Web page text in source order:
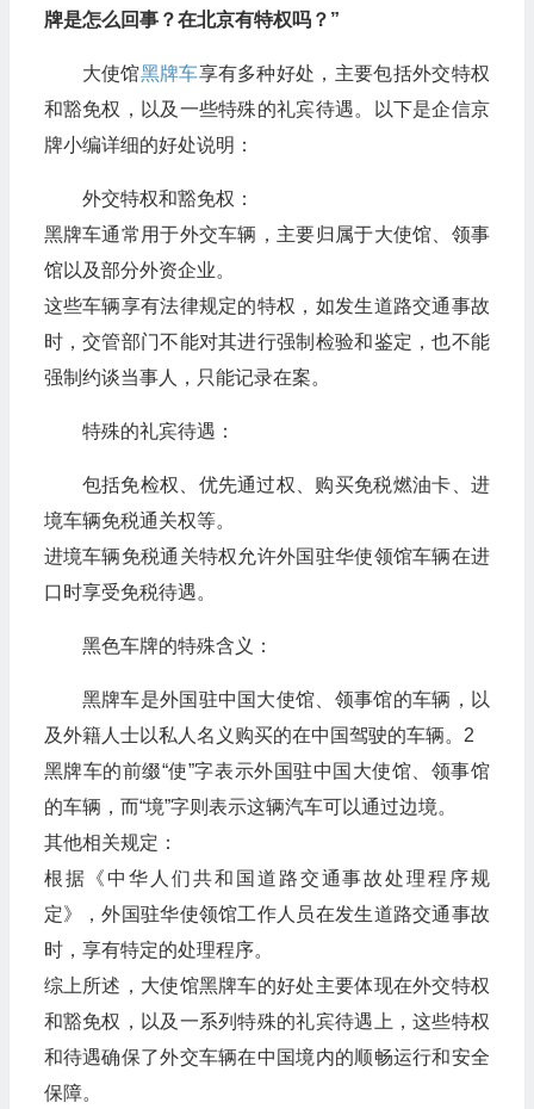
牌是怎么回事？在北京有特权吗？”
大使馆黑牌车享有多种好处，主要包括外交特权
和豁免权，以及一些特殊的礼宾待遇。以下是企信京
牌小编详细的好处说明：
外交特权和豁免权：
黑牌车通常用于外交车辆，主要归属于大使馆、领事
馆以及部分外资企业。
这些车辆享有法律规定的特权，如发生道路交通事故
时，交管部门不能对其进行强制检验和鉴定，也不能
强制约谈当事人，只能记录在案。
特殊的礼宾待遇：
包括免检权、优先通过权、购买免税燃油卡、进
境车辆免税通关权等。
进境车辆免税通关特权允许外国驻华使领馆车辆在进
口时享受免税待遇。
黑色车牌的特殊含义：
黑牌车是外国驻中国大使馆、领事馆的车辆，以
及外籍人士以私人名义购买的在中国驾驶的车辆。2
黑牌车的前缀“使”字表示外国驻中国大使馆、领事馆
的车辆，而“境”字则表示这辆汽车可以通过边境。
其他相关规定：
根据《中华人们共和国道路交通事故处理程序规
定》，外国驻华使领馆工作人员在发生道路交通事故
时，享有特定的处理程序。
综上所述，大使馆黑牌车的好处主要体现在外交特权
和豁免权，以及一系列特殊的礼宾待遇上，这些特权
和待遇确保了外交车辆在中国境内的顺畅运行和安全
保障。